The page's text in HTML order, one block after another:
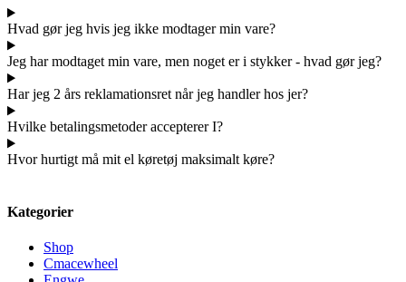
Hvad gør jeg hvis jeg ikke modtager min vare?
Jeg har modtaget min vare, men noget er i stykker - hvad gør jeg?
Har jeg 2 års reklamationsret når jeg handler hos jer?
Hvilke betalingsmetoder accepterer I?
Hvor hurtigt må mit el køretøj maksimalt køre?
Kategorier
Shop
Cmacewheel